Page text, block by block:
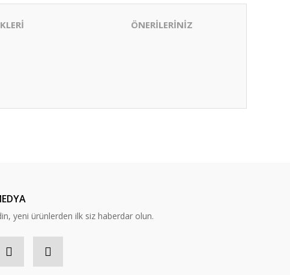
ÖNERİLERİNİZ
yeni ürünlerden ilk siz haberdar olun.